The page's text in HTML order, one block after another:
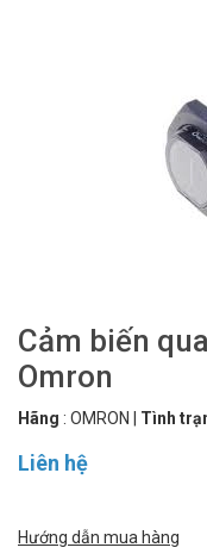
Cảm biến
Omron
Hãng : OMRON Tình
Liên hệ
Hướng dẫn mua hàng